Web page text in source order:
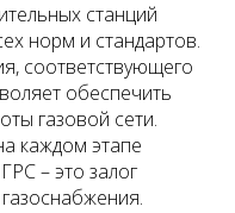
станций
норм и стандартов.
соответствующего
обеспечить
газовой сети.
каждом этапе
– это залог